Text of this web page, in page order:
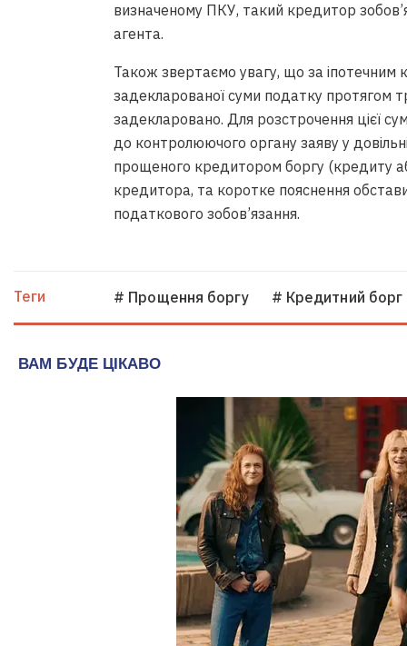
визначеному ПКУ, такий кредитор
агента.
Також звертаємо увагу, що за
задекларованої суми податку протягом
задекларовано. Для розстрочення цієї
до контролюючого органу заяву у
прощеного кредитором боргу (кредиту
кредитора, та коротке пояснення
податкового зобов’язання.
Теги # Прощення боргу # Кредитний борг